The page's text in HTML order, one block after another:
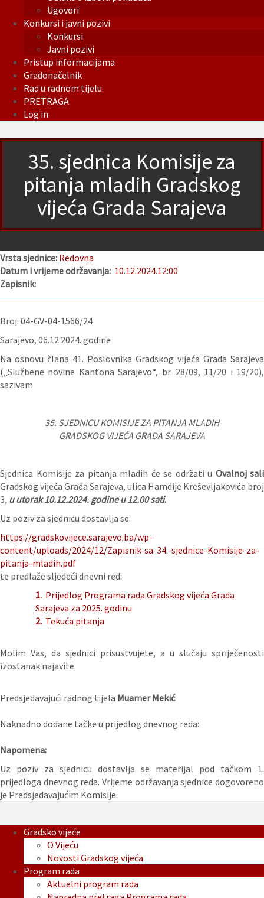
Ugovori
Konkursi i javni pozivi
Konkursi
Javni pozivi
Pristup informacijama
Gradonačelnik
Rad u radnom tijelu
PRETRAGA
Log in
35. sjednica Komisije za
pitanja mladih Gradskog
vijeća Grada Sarajeva
Vrsta sjednice: Redovna
Datum i vrijeme održavanja: 10.12.2024.12:00
Zapisnik:
Broj: 04-GV-04-1566/24
Sarajevo, 06.12.2024. godine
Na osnovu člana 41. Poslovnika Gradskog vijeća Grada Sarajeva
(„Službene novine Kantona Sarajevo“, br. 28/09, 11/20 i 19/20),
sazivam
35. SJEDNICU KOMISIJE ZA PITANJA MLADIH
GRADSKOG VIJEĆA GRADA SARAJEVA
Sjednica Komisije za pitanja mladih će se održati u Ovalnoj sali
Gradskog vijeća Grada Sarajeva, ulica Hamdije Kreševljakovića broj
3, u utorak 10.12.2024. godine u 12.00 sati.
Uz poziv za sjednicu dostavlja se:
https://gradskovijece.sarajevo.ba/wp-
content/uploads/2024/12/Zapisnik-sa-34.-sjednice-Komisije-za-
pitanja-mladih.pdf
te predlaže sljedeći dnevni red:
1. Prijedlog Programa rada Gradskog vijeća Grada
Sarajeva za 2025. godinu
2. Tekuća pitanja
Molim Vas, da sjednici prisustvujete, a u slučaju spriječenosti
izostanak najavite.
Predsjedavajući radnog tijela Muamer Mekić
Naknadno dodane tačke u prijedlog dnevnog reda:
Napomena:
Uz poziv za sjednicu dostavlja se materijal pod tačkom 1.
prijedloga dnevnog reda. Vrijeme održavanja sjednice dogovoreno
je Predsjedavajućim Komisije.
Gradsko vijeće
O Vijeću
Novosti Gradskog vijeća
Program rada
Aktuelni program rada